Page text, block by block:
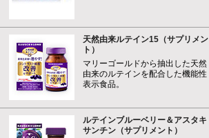
天然由来ルテイン15（サプリメン
ト）
マリーゴールドから抽出した天然
由来のルテインを配合した機能性
表示食品。
ルテインブルーベリー＆アスタキ
サンチン（サプリメント）